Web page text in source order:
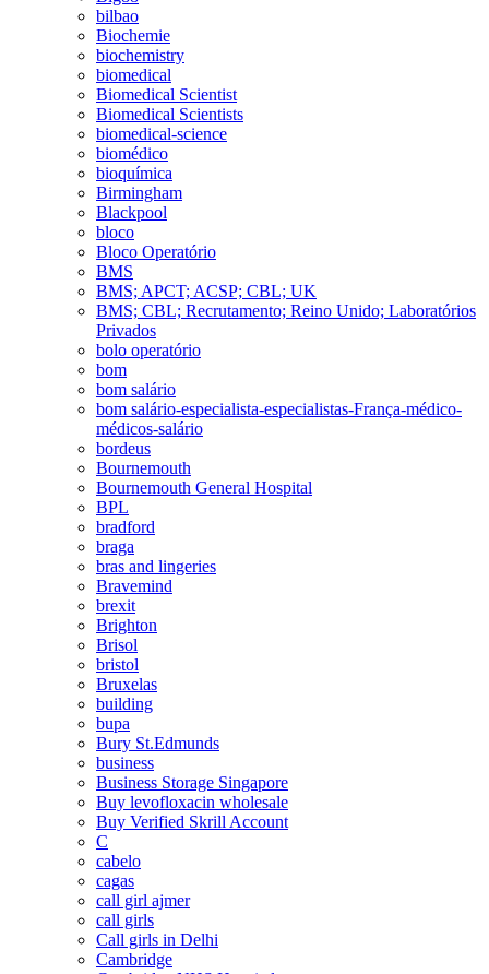
bilbao
Biochemie
biochemistry
biomedical
Biomedical Scientist
Biomedical Scientists
biomedical-science
biomédico
bioquímica
Birmingham
Blackpool
bloco
Bloco Operatório
BMS
BMS; APCT; ACSP; CBL; UK
BMS; CBL; Recrutamento; Reino Unido; Laboratórios
Privados
bolo operatório
bom
bom salário
bom salário-especialista-especialistas-França-médico-
médicos-salário
bordeus
Bournemouth
Bournemouth General Hospital
BPL
bradford
braga
bras and lingeries
Bravemind
brexit
Brighton
Brisol
bristol
Bruxelas
building
bupa
Bury St.Edmunds
business
Business Storage Singapore
Buy levofloxacin wholesale
Buy Verified Skrill Account
C
cabelo
cagas
call girl ajmer
call girls
Call girls in Delhi
Cambridge